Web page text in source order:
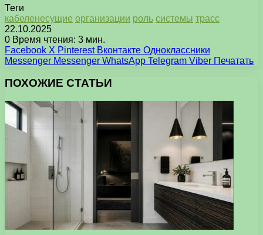
Теги
кабеленесущие организации роль системы трасс
22.10.2025
0 Время чтения: 3 мин.
Facebook X Pinterest Вконтакте Одноклассники
Messenger Messenger WhatsApp Telegram Viber Печатать
ПОХОЖИЕ СТАТЬИ